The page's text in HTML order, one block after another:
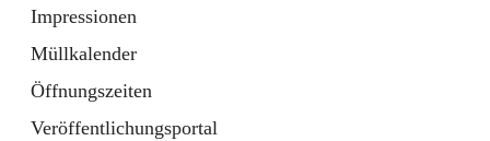
Impressionen
Müllkalender
Öffnungszeiten
Veröffentlichungsportal
Bürgerservice
10 Schnellzugriffe